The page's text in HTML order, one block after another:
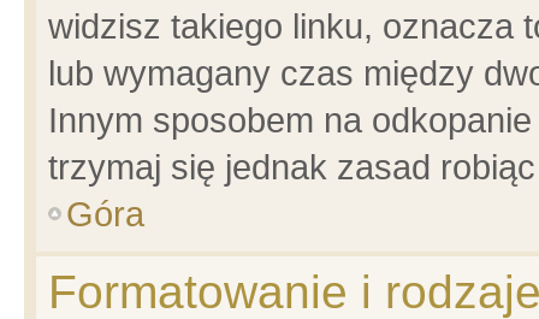
widzisz takiego linku, oznacza
lub wymagany czas między
Innym sposobem na
trzymaj się jednak zasad
Góra
Formatowanie i